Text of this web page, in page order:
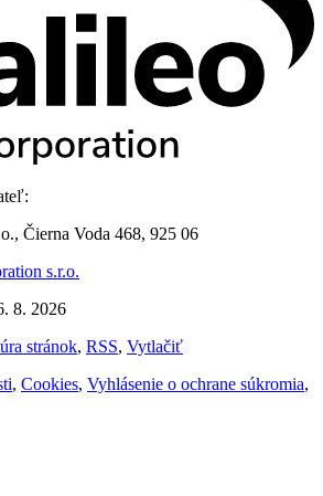
Čierna Voda 468, 925 06
s.r.o.
8. 2026
stránok, RSS, Vytlačiť
, Cookies, Vyhlásenie o ochrane súkromia,